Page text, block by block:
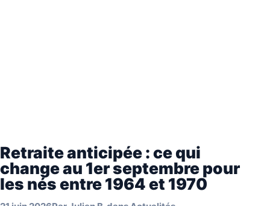
Retraite anticipée : ce qui
change au 1er septembre pour
les nés entre 1964 et 1970